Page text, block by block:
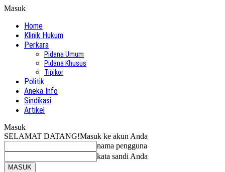
Masuk
Home
Klinik Hukum
Perkara
Pidana Umum
Pidana Khusus
Tipikor
Politik
Aneka Info
Sindikasi
Artikel
Masuk
SELAMAT DATANG!Masuk ke akun Anda
nama pengguna
kata sandi Anda